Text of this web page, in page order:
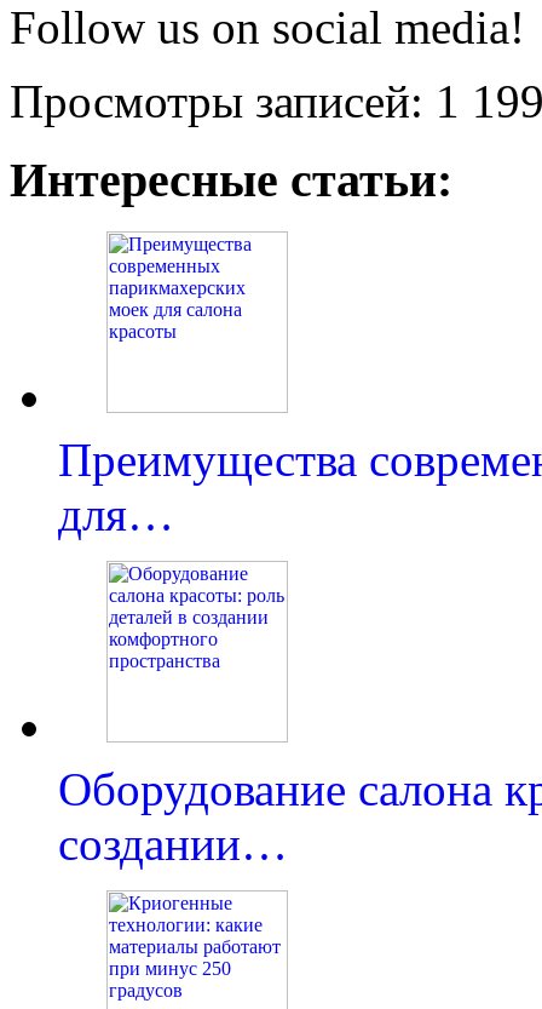
Follow us on social media!
Просмотры записей: 1
Интересные статьи:
Преимущества
для…
Оборудование салона
создании…